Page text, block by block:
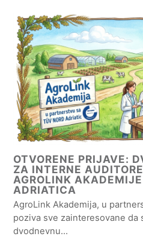
OTVORENE PRIJAVE:
ZA INTERNE
AGROLINK
ADRIATICA
AgroLink Akademija, u
poziva sve zainteresovane
dvodnevnu…